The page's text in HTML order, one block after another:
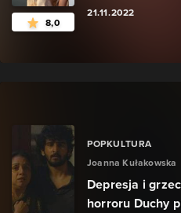
8,0
21.11.2022
POPKULTURA
Joanna Kułakowska
Depresja i
horroru Duchy